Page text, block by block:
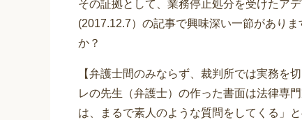
その証拠として、業務停止処分を受けたア
(2017.12.7）の記事で興味深い一節があり
か？
【弁護士間のみならず、裁判所では実務を
レの先生（弁護士）の作った書面は法律専
は、まるで素人のような質問をしてくる」